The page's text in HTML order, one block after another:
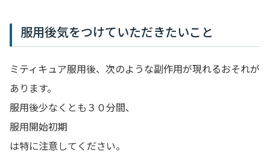
服用後気をつけていただきたいこと
ミティキュア服用後、次のような副作用が現れるおそれが
あります。
服用後少なくとも３０分間、
服用開始初期
は特に注意してください。